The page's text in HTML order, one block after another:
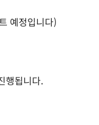
예정입니다)
행됩니다.